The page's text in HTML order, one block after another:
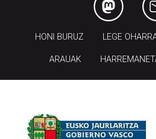
HONI BURUZ LEGE
ARAUAK